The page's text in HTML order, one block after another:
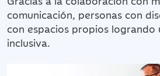
comunicación, personas con
con espacios propios logrando
inclusiva.